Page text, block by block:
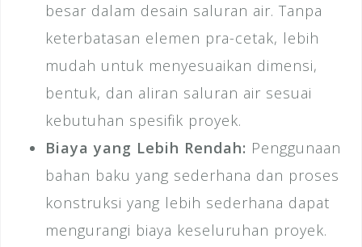
besar dalam desain saluran air. Tanpa
keterbatasan elemen pra-cetak, lebih
mudah untuk menyesuaikan dimensi,
bentuk, dan aliran saluran air sesuai
kebutuhan spesifik proyek.
Biaya yang Lebih Rendah: Penggunaan
bahan baku yang sederhana dan proses
konstruksi yang lebih sederhana dapat
mengurangi biaya keseluruhan proyek.